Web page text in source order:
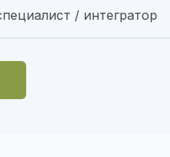
/ интегратор